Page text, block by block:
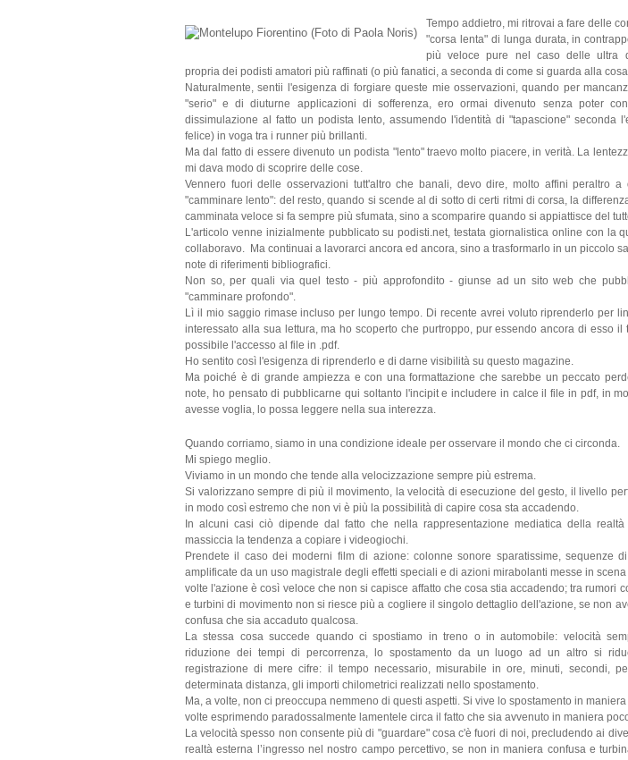
Tempo addietro, mi ritrovai a fare delle
"corsa lenta" di lunga durata, in
più veloce pure nel caso delle ultra
propria dei podisti amatori più raffinati (o più fanatici, a seconda di come si guarda alla
Naturalmente, sentii l'esigenza di forgiare queste mie osservazioni, quando per
"serio" e di diuturne applicazioni di sofferenza, ero ormai divenuto senza poter
dissimulazione al fatto un podista lento, assumendo l'identità di "tapascione" seconda
felice) in voga tra i runner più brillanti.
Ma dal fatto di essere divenuto un podista "lento" traevo molto piacere, in verità. La
mi dava modo di scoprire delle cose.
Vennero fuori delle osservazioni tutt'altro che banali, devo dire, molto affini peraltro a
"camminare lento": del resto, quando si scende al di sotto di certi ritmi di corsa, la
camminata veloce si fa sempre più sfumata, sino a scomparire quando si appiattisce del
L'articolo venne inizialmente pubblicato su podisti.net, testata giornalistica online con la
collaboravo. Ma continuai a lavorarci ancora ed ancora, sino a trasformarlo in un piccolo
note di riferimenti bibliografici.
Non so, per quali via quel testo - più approfondito - giunse ad un sito web che
"camminare profondo".
Lì il mio saggio rimase incluso per lungo tempo. Di recente avrei voluto riprenderlo per
interessato alla sua lettura, ma ho scoperto che purtroppo, pur essendo ancora di esso il
possibile l'accesso al file in .pdf.
Ho sentito così l'esigenza di riprenderlo e di darne visibilità su questo magazine.
Ma poiché è di grande ampiezza e con una formattazione che sarebbe un peccato
note, ho pensato di pubblicarne qui soltanto l'incipit e includere in calce il file in pdf, in
avesse voglia, lo possa leggere nella sua interezza.
Quando corriamo, siamo in una condizione ideale per osservare il mondo che ci circonda.
Mi spiego meglio.
Viviamo in un mondo che tende alla velocizzazione sempre più estrema.
Si valorizzano sempre di più il movimento, la velocità di esecuzione del gesto, il livello
in modo così estremo che non vi è più la possibilità di capire cosa sta accadendo.
In alcuni casi ciò dipende dal fatto che nella rappresentazione mediatica della
massiccia la tendenza a copiare i videogiochi.
Prendete il caso dei moderni film di azione: colonne sonore sparatissime, sequenze
amplificate da un uso magistrale degli effetti speciali e di azioni mirabolanti messe in
volte l'azione è così veloce che non si capisce affatto che cosa stia accadendo; tra rumori
e turbini di movimento non si riesce più a cogliere il singolo dettaglio dell'azione, se non
confusa che sia accaduto qualcosa.
La stessa cosa succede quando ci spostiamo in treno o in automobile: velocità
riduzione dei tempi di percorrenza, lo spostamento da un luogo ad un altro si
registrazione di mere cifre: il tempo necessario, misurabile in ore, minuti, secondi,
determinata distanza, gli importi chilometrici realizzati nello spostamento.
Ma, a volte, non ci preoccupa nemmeno di questi aspetti. Si vive lo spostamento in
volte esprimendo paradossalmente lamentele circa il fatto che sia avvenuto in maniera
La velocità spesso non consente più di "guardare" cosa c'è fuori di noi, precludendo ai
realtà esterna l’ingresso nel nostro campo percettivo, se non in maniera confusa e